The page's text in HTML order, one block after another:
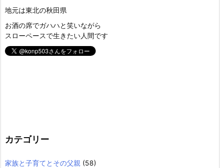
地元は東北の秋田県
お酒の席でガハハと笑いながら
スローペースで生きたい人間です
カテゴリー
家族と子育てとその父親 (58)